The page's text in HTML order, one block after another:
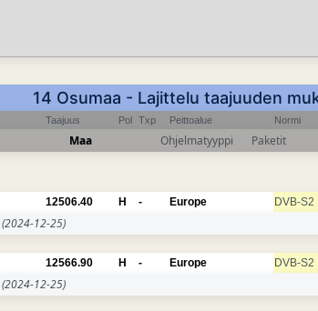
14 Osumaa - Lajittelu taajuuden
Taajuus Pol Txp Peittoalue Normi
Maa Ohjelmatyyppi Paketit
12506.40 H - Europe DVB-S2
(2024-12-25)
12566.90 H - Europe DVB-S2
(2024-12-25)